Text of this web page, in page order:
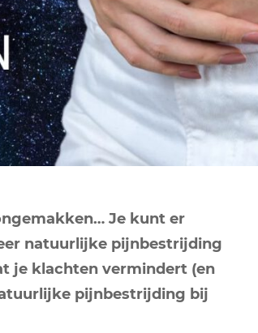
NEGENDE HUIS
TIENDE HUIS
ELFDE HUIS
TWAALFDE HUIS
NIEUWE MAAN
RITUELEN
VOLLE MAAN RITUELEN
RETROGRADE RITUEEL
TAROT TECHNIEKEN
Je kunt er
natuurlijke pijnbestrijding
je klachten vermindert (en
pijnbestrijding bij